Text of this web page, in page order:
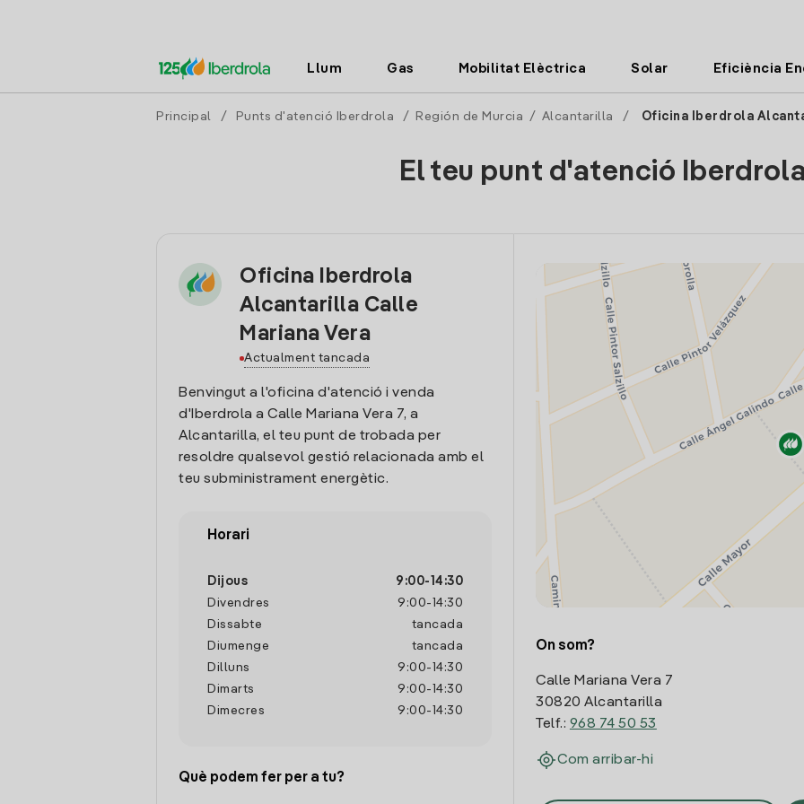
Llum Gas Mobilitat Elèctrica Solar Eficiència
Principal / Punts d'atenció Iberdrola / Región de Murcia / Alcantarilla / Oficina Iberdrola
El teu punt d'atenció
Oficina Iberdrola
Alcantarilla Calle
Mariana Vera
Actualment tancada
Benvingut a l'oficina d'atenció i venda
d'Iberdrola a Calle Mariana Vera 7, a
Alcantarilla, el teu punt de trobada per
resoldre qualsevol gestió relacionada amb el
teu subministrament energètic.
Horari
Dijous 9:00- 14:30
Divendres
9:00- 14:30
Dissabte
tancada
Diumenge
tancada
Dilluns
9:00- 14:30
Dimarts
9:00- 14:30
Dimecres
9:00- 14:30
Què podem fer per a tu?
On som?
Calle Mariana Vera 7
30820 Alcantarilla
Telf.: 968 74 50 53
Com arribar-hi